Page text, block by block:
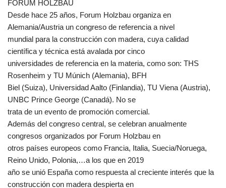
FORUM HOLZBAU
Desde hace 25 años, Forum Holzbau organiza en
Alemania/Austria un congreso de referencia a nivel
mundial para la construcción con madera, cuya calidad
científica y técnica está avalada por cinco
universidades de referencia en la materia, como son: THS
Rosenheim y TU Múnich (Alemania), BFH
Biel (Suiza), Universidad Aalto (Finlandia), TU Viena (Austria),
UNBC Prince George (Canadá). No se
trata de un evento de promoción comercial.
Además del congreso central, se celebran anualmente
congresos organizados por Forum Holzbau en
otros países europeos como Francia, Italia, Suecia/Noruega,
Reino Unido, Polonia,…a los que en 2019
año se unió España como respuesta al creciente interés que la
construcción con madera despierta en